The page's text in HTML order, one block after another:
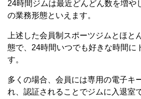
24時間ジムは最近どんどん数を増や
の業務形態といえます。
上述した会員制スポーツジムとほと
態で、24時間いつでも好きな時間に
す。
多くの場合、会員には専用の電子キ
れ、認証されることでジムに入退室